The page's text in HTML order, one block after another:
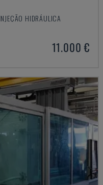
HIDRÁULICA
11.000 €